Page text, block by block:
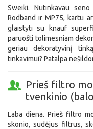
Sweiki. Nutinkavau
Rodband ir MP75, kartu
glaistyti su knauf
paruošti tolimesniam
geriau dekoratyvinį
tinkavimui? Patalpa
Prieš filtro
tvenkinio
Laba diena. Prieš filtro
skonio, sudėjus filtrus,